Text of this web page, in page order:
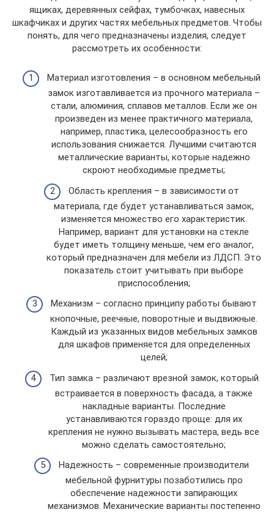
ящиках, деревянных сейфах, тумбочках, навесных
шкафчиках и других частях мебельных предметов. Чтобы
понять, для чего предназначены изделия, следует
рассмотреть их особенности:
Материал изготовления – в основном мебельный
замок изготавливается из прочного материала –
стали, алюминия, сплавов металлов. Если же он
произведен из менее практичного материала,
например, пластика, целесообразность его
использования снижается. Лучшими считаются
металлические варианты, которые надежно
скроют необходимые предметы;
Область крепления – в зависимости от
материала, где будет устанавливаться замок,
изменяется множество его характеристик.
Например, вариант для установки на стекле
будет иметь толщину меньше, чем его аналог,
который предназначен для мебели из ЛДСП. Это
показатель стоит учитывать при выборе
приспособления;
Механизм – согласно принципу работы бывают
кнопочные, реечные, поворотные и выдвижные.
Каждый из указанных видов мебельных замков
для шкафов применяется для определенных
целей;
Тип замка – различают врезной замок, который
встраивается в поверхность фасада, а также
накладные варианты. Последние
устанавливаются гораздо проще: для их
крепления не нужно вызывать мастера, ведь все
можно сделать самостоятельно;
Надежность – современные производители
мебельной фурнитуры позаботились про
обеспечение надежности запирающих
механизмов. Механические варианты постепенно